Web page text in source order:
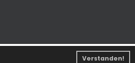
Verstanden!